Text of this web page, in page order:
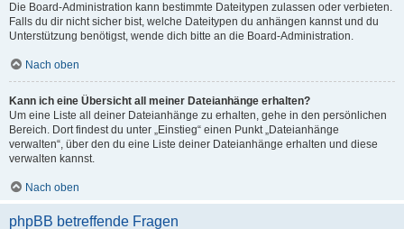
Die Board-Administration kann bestimmte Dateitypen zulassen oder verbieten.
Falls du dir nicht sicher bist, welche Dateitypen du anhängen kannst und du
Unterstützung benötigst, wende dich bitte an die Board-Administration.
Nach oben
Kann ich eine Übersicht all meiner Dateianhänge erhalten?
Um eine Liste all deiner Dateianhänge zu erhalten, gehe in den persönlichen
Bereich. Dort findest du unter „Einstieg“ einen Punkt „Dateianhänge
verwalten“, über den du eine Liste deiner Dateianhänge erhalten und diese
verwalten kannst.
Nach oben
phpBB betreffende Fragen